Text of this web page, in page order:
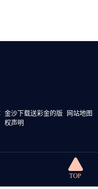
金沙下载送彩金的版
权声明
网站地图